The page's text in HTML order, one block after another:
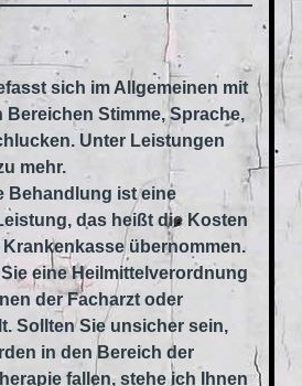
sich im Allgemeinen mit
Bereichen Stimme, Sprache,
. Unter Leistungen
mehr.
Behandlung ist eine
das heißt die Kosten
übernommen.
eine Heilmittelverordnung
der Facharzt oder
Sollten Sie unsicher sein,
in den Bereich der
fallen, stehe ich Ihnen